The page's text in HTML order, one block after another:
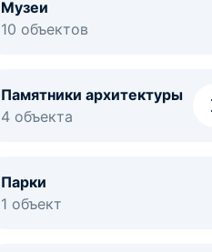
Музеи
10 объектов
Памятники архитектуры
4 объекта
Парки
1 объект